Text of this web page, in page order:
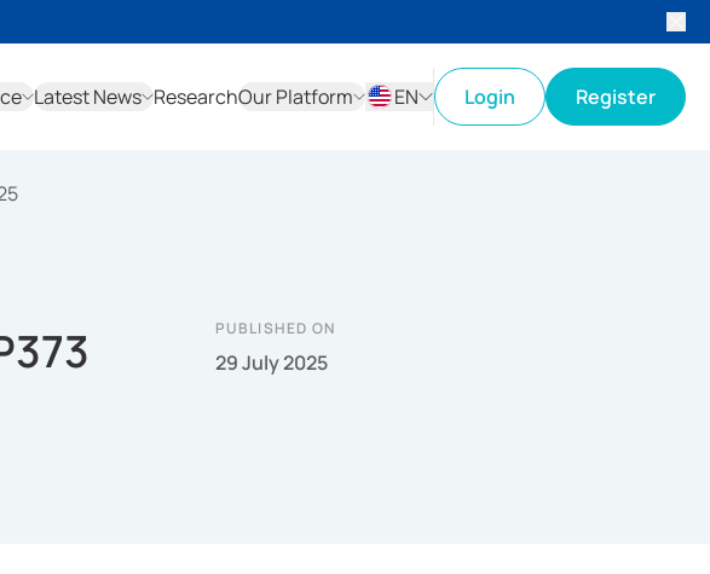
Latest News ResearchOur Platform
EN
Login Register
PUBLISHED ON
29 July 2025